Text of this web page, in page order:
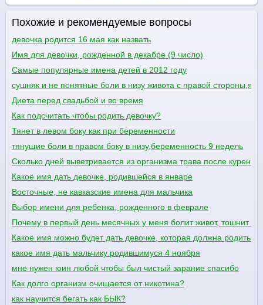
Похожие и рекомендуемые вопросы
девочка родится 16 мая как назвать
Имя для девочки, рожденной в декабре (9 число)
Самые популярные имена детей в 2012 году
сушняк и не понятные боли в низу живота с правой
Диета перед свадьбой и во время
Как подсчитать чтобы родить девочку?
Тянет в левом боку как при беременности
тянущие боли в правом боку в низу,беременность 9 недель
Сколько дней выветривается из организма трава после
Какое имя дать девочке, родившейся в январе
Восточные, не кавказские имена для мальчика
Выбор имени для ребенка, рожденного в феврале
Почему в первый день месячных у меня болит живот, тошнит и
Какое имя можно будет дать девочке, которая должна родиться
какое имя дать мальчику родившимуся 4 ноября
мне нужен юин любой чтобы был чистый зарание спасибо
Как долго организм очищается от никотина?
как научится бегать как БЫК?